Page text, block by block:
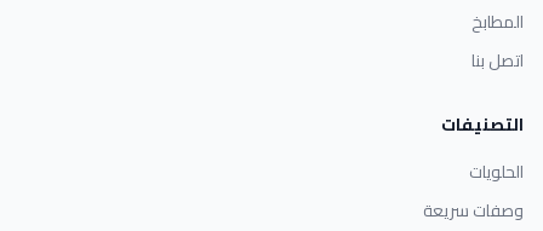
المطابخ
اتصل بنا
التصنيفات
الحلويات
وصفات سريعة